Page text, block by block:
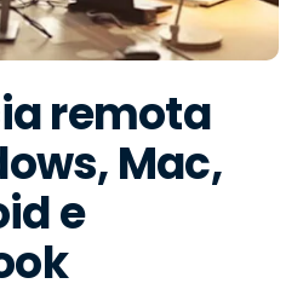
remota
Mac,
e